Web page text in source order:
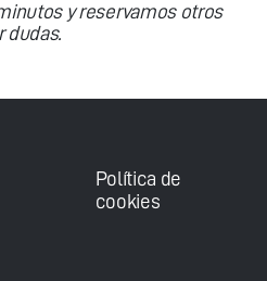
y reservamos otros
dudas.
Política de
cookies